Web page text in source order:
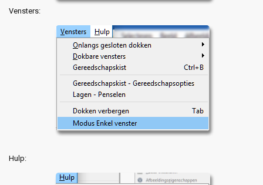
Vensters:
Hulp: